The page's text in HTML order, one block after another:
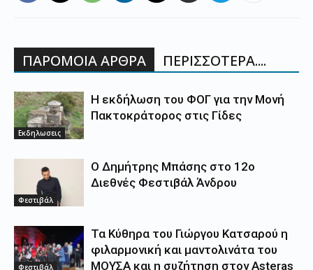
ΠΑΡΟΜΟΙΑ ΑΡΘΡΑ ΠΕΡΙΣΣΟΤΕΡΑ....
Εκδηλωσεις
Η εκδήλωση του ΦΟΓ για την Μονή
Πακτοκράτορος στις Γίδες
Φεστιβάλ
Ο Δημήτρης Μπάσης στο 12ο
Διεθνές Φεστιβάλ Άνδρου
Φεστιβάλ
Τα Κύθηρα του Γιώργου Κατσαρού η
φιλαρμονική και μαντολινάτα του
ΜΟΥΣΑ και η συζήτηση στον Asteras